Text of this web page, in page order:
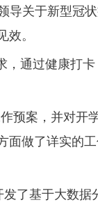
导关于新型冠
。
通过健康打
预案，并对开
面做了详实的
了基于大数据